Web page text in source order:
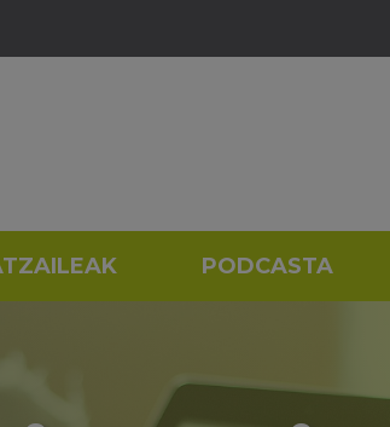
PODCASTA